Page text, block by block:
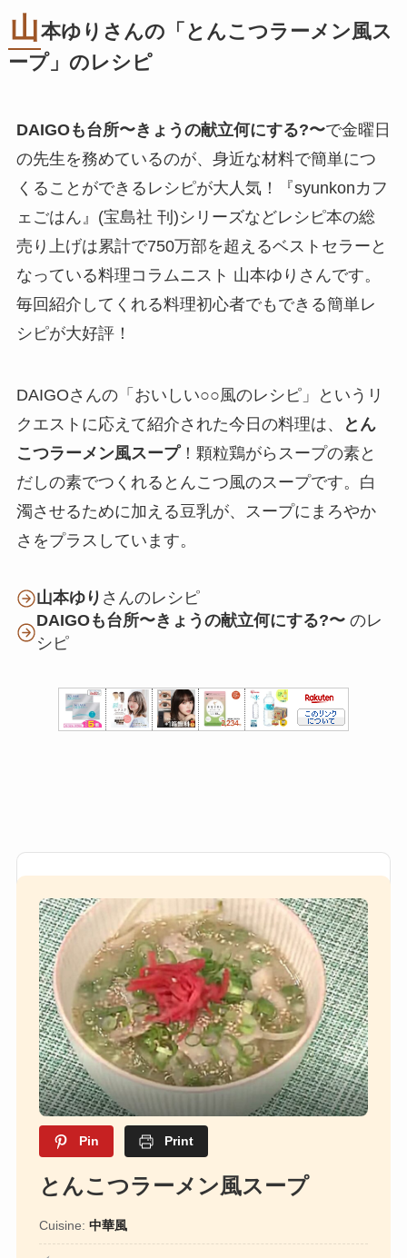
山本ゆりさんの「とんこつラーメン風ス
ープ」のレシピ
DAIGOも台所〜きょうの献立何にする?〜で金曜日
の先生を務めているのが、身近な材料で簡単につ
くることができるレシピが大人気！『syunkonカフ
ェごはん』(宝島社 刊)シリーズなどレシピ本の総
売り上げは累計で750万部を超えるベストセラーと
なっている料理コラムニスト 山本ゆりさんです。
毎回紹介してくれる料理初心者でもできる簡単レ
シピが大好評！
DAIGOさんの「おいしい○○風のレシピ」というリ
クエストに応えて紹介された今日の料理は、
とん
こつラーメン風スープ！顆粒鶏がらスープの素と
だしの素でつくれるとんこつ風のスープです。白
濁させるために加える豆乳が、スープにまろやか
さをプラスしています。
山本ゆり さんのレシピ
DAIGOも台所〜きょうの献立何にする?〜 のレ
シピ
Pin Print
とんこつラーメン風スープ
Cuisine: 中華風